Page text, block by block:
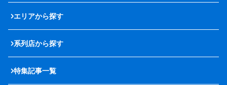
エリアから探す
系列店から探す
特集記事一覧